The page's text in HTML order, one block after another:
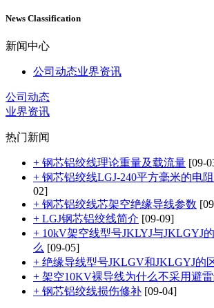
News Classification
新闻中心
公司动态业界资讯
公司动态
业界资讯
热门新闻
+ 钢芯铝绞线理论重量及载流量 [09-
+ 钢芯铝绞线LGJ-240平方毫米的电
02]
+ 钢芯铝绞线芯架空绝缘导线参数
+ LGJ钢芯铝绞线简介 [09-09]
+ 10kV架空线型号JKLYJ与JKLGYJ
么 [09-05]
+ 绝缘导线型号JKLGV和JKLGYJ的
+ 架空10KV裸导线为什么不采用避
+ 钢芯铝绞线损伤修补 [09-04]